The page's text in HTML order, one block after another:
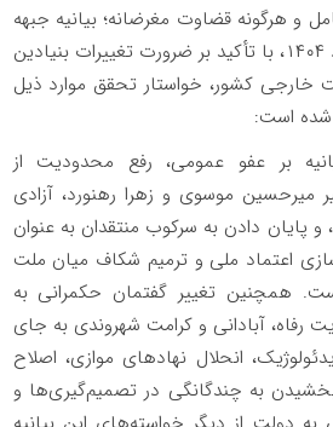
و هرگونه قضاوت مغرضانه؛ بیانیه جبهه
اصلاحات ایران در ۲۶ مرداد ۱۴۰۴، با تأکید بر ضرورت تغییرات بنیادین
خارجی کشور، خواستار تحقق موارد ذیل
شده است:
بر عفو عمومی، رفع محدودیت از
موسوی و زهرا رهنورد، آزادی
پایان دادن به سرکوب منتقدان به عنوان
اعتماد ملی و ترمیم شکاف میان ملت
همچنین تغییر گفتمان حکمرانی به
آبادانی و کرامت شهروندی به جای
انحلال نهادهای موازی، اصلاح
به چندگانگی در تصمیم‌گیری‌ها و